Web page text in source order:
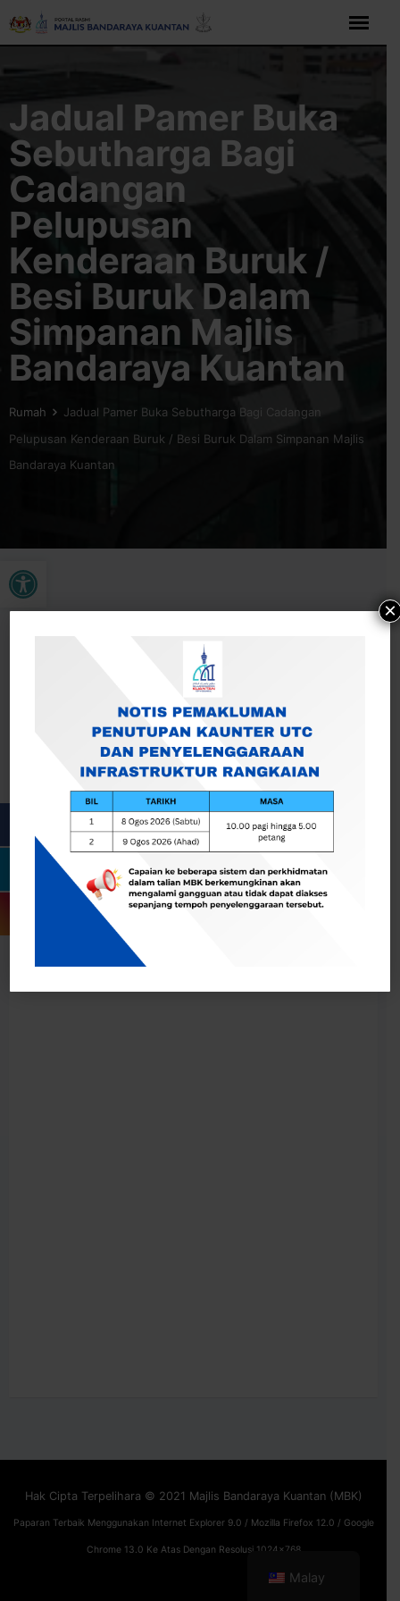
Buka bar alat
Langkau
Jadual Pamer Buka
Sebutharga Bagi
Cadangan
Pelupusan
Kenderaan Buruk /
Besi Buruk Dalam
Simpanan Majlis
Bandaraya Kuantan
Rumah
Jadual Pamer Buka Sebutharga Bagi Cadangan
Pelupusan Kenderaan Buruk / Besi Buruk Dalam Simpanan Majlis
Bandaraya Kuantan
Jadual Pamer Buka Sebutharga Bagi Cadangan Pelupusan
Kenderaan Buruk / Besi Buruk Dalam Simpanan Majlis
Bandaraya Kuantan
Hak Cipta Terpelihara © 2021 Majlis Bandaraya Kuantan (MBK)
Paparan Terbaik Menggunakan Internet Explorer 9.0 / Mozilla Firefox 12.0 / Google
Chrome 13.0 Ke Atas Dengan Resolusi 1024x768
Malay
×